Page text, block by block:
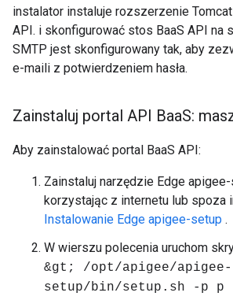
instalator instaluje rozszerzenie
API. i skonfigurować stos BaaS API na
SMTP jest skonfigurowany tak, aby
e-maili z potwierdzeniem hasła.
Zainstaluj portal API BaaS:
Aby zainstalować portal BaaS API:
Zainstaluj narzędzie Edge
korzystając z internetu lub spoza
Instalowanie Edge apigee-setup .
W wierszu polecenia uruchom
&gt; /opt/apigee/apigee-
setup/bin/setup.sh -p